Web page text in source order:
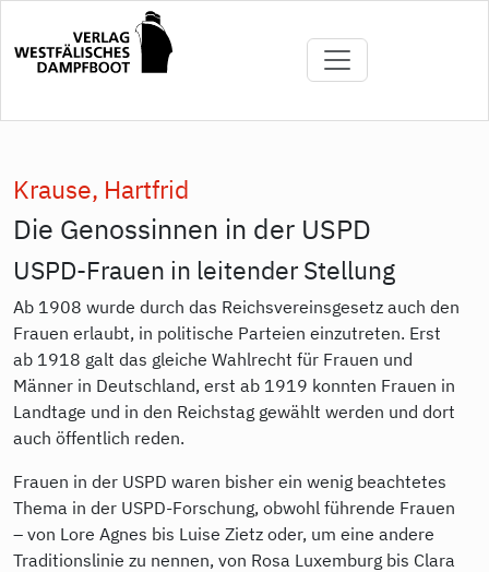
Inhalt
Krause, Hartfrid
Die Genossinnen in der USPD
USPD-Frauen in leitender Stellung
Ab 1908 wurde durch das Reichsvereinsgesetz auch den
Frauen erlaubt, in politische Parteien einzutreten. Erst
ab 1918 galt das gleiche Wahlrecht für Frauen und
Männer in Deutschland, erst ab 1919 konnten Frauen in
Landtage und in den Reichstag gewählt werden und dort
auch öffentlich reden.
Frauen in der USPD waren bisher ein wenig beachtetes
Thema in der USPD-Forschung, obwohl führende Frauen
– von Lore Agnes bis Luise Zietz oder, um eine andere
Traditionslinie zu nennen, von Rosa Luxemburg bis Clara